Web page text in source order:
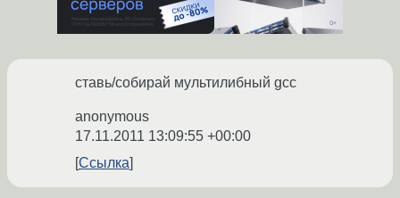
ставь/собирай мультилибный gcc
anonymous
17.11.2011 13:09:55 +00:00
Ссылка